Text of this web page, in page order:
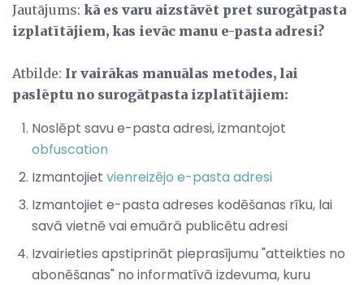
Jautājums: kā es varu aizstāvēt pret surogātpasta
izplatītājiem, kas ievāc manu e-pasta adresi?
Atbilde: Ir vairākas manuālas metodes, lai
paslēptu no surogātpasta izplatītājiem:
Noslēpt savu e-pasta adresi, izmantojot
obfuscation
Izmantojiet vienreizējo e-pasta adresi
Izmantojiet e-pasta adreses kodēšanas rīku, lai
savā vietnē vai emuārā publicētu adresi
Izvairieties apstiprināt pieprasījumu "atteikties no
abonēšanas" no informatīvā izdevuma, kuru